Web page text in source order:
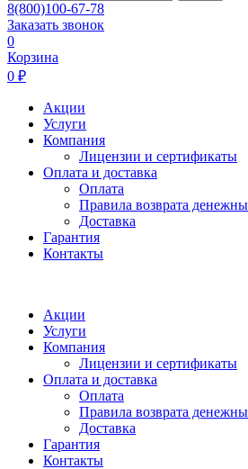
8(800)100-67-78
Заказать звонок
0
Корзина
0 ₽
Акции
Услуги
Компания
Лицензии и сертификаты
Оплата и доставка
Оплата
Правила возврата
Доставка
Гарантия
Контакты
Акции
Услуги
Компания
Лицензии и сертификаты
Оплата и доставка
Оплата
Правила возврата
Доставка
Гарантия
Контакты